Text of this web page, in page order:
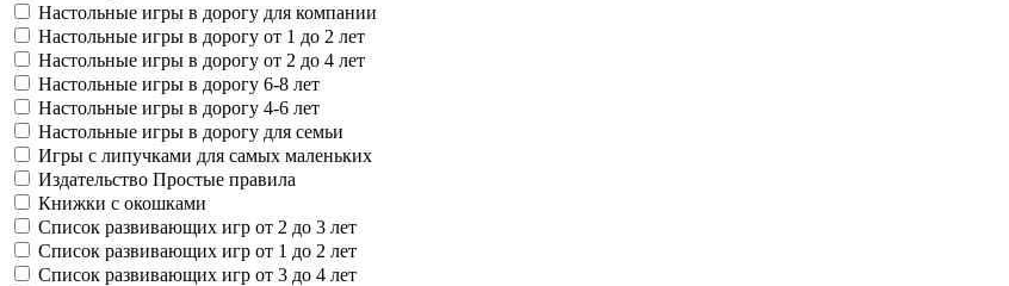
Настольные игры в дорогу для компании
Настольные игры в дорогу от 1 до 2 лет
Настольные игры в дорогу от 2 до 4 лет
Настольные игры в дорогу 6-8 лет
Настольные игры в дорогу 4-6 лет
Настольные игры в дорогу для семьи
Игры с липучками для самых маленьких
Издательство Простые правила
Книжки с окошками
Список развивающих игр от 2 до 3 лет
Список развивающих игр от 1 до 2 лет
Список развивающих игр от 3 до 4 лет